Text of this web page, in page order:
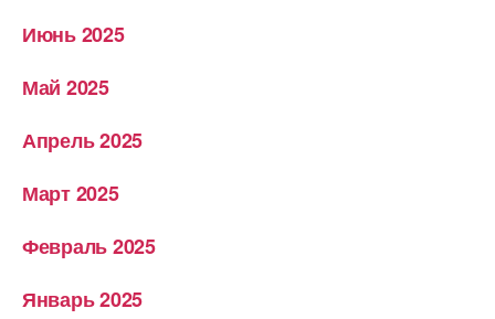
Июнь 2025
Май 2025
Апрель 2025
Март 2025
Февраль 2025
Январь 2025